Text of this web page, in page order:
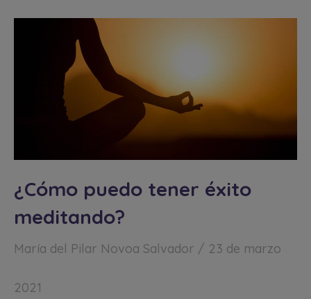
¿Cómo puedo tener éxito
meditando?
María del Pilar Novoa Salvador 23 de marzo
2021